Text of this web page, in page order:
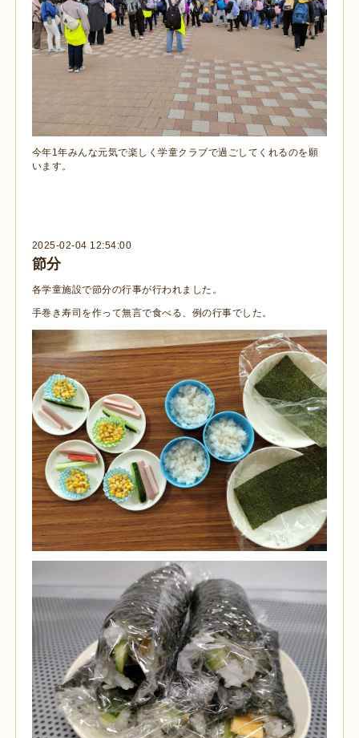
今年1年みんな元気で楽しく学童クラブで過ごしてくれるのを願
います。
2025-02-04 12:54:00
節分
各学童施設で節分の行事が行われました。
手巻き寿司を作って無言で食べる、例の行事でした。